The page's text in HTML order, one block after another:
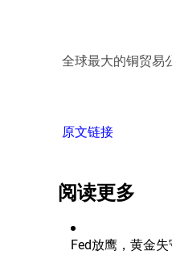
全球最大的铜贸易
原文链接
阅读更多
Fed放鹰，黄金